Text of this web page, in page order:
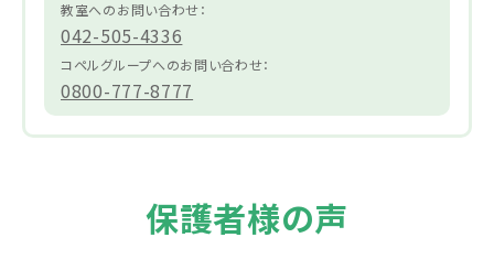
教室へのお問い合わせ：
042-505-4336
コペルグループへのお問い合わせ：
0800-777-8777
保護者様の声